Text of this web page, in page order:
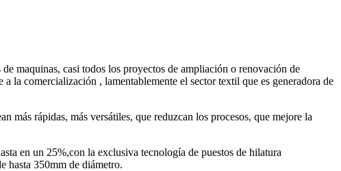
maquinas, casi todos los proyectos de ampliación o renovación de
la comercialización , lamentablemente el sector textil que es generadora de
rápidas, más versátiles, que reduzcan los procesos, que mejore la
en un 25%,con la exclusiva tecnología de puestos de hilatura
hasta 350mm de diámetro.